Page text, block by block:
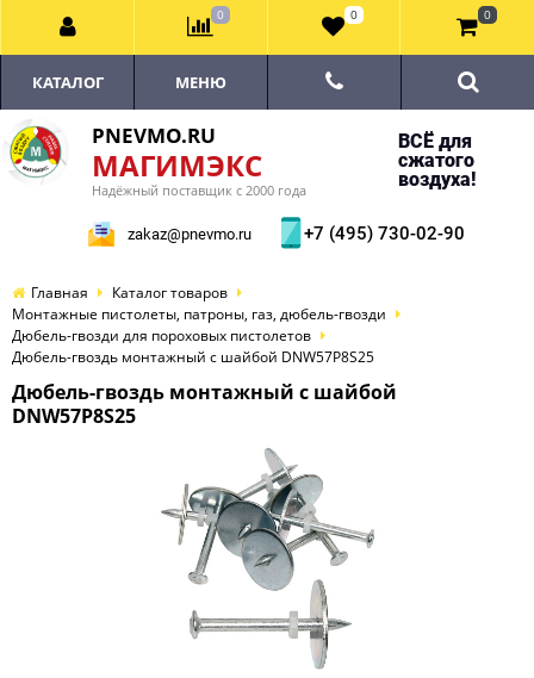
PNEVMO.RU
МАГИМЭКС
Надёжный поставщик с 2000 года
ВСЁ для
сжатого
воздуха!
zakaz@pnevmo.ru +7 (495) 730-02-90
КАТАЛОГ МЕНЮ
Главная
Каталог товаров
Монтажные пистолеты, патроны, газ, дюбель-гвозди
Дюбель-гвозди для пороховых пистолетов
Дюбель-гвоздь монтажный с шайбой DNW57P8S25
Дюбель-гвоздь монтажный с шайбой
DNW57P8S25
0 0 0